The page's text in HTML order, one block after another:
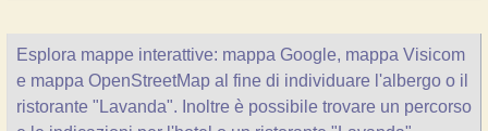
Esplora mappe interattive: mappa Google, mappa Visicom
e mappa OpenStreetMap al fine di individuare l'albergo o il
ristorante "Lavanda". Inoltre è possibile trovare un percorso